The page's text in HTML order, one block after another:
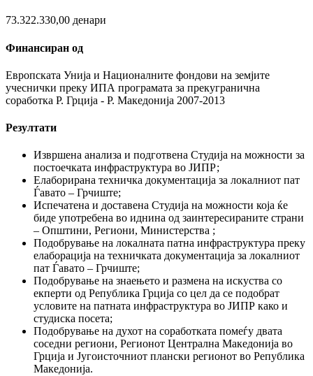
73.322.330,00 денари
Финансиран од
Европската Унија и Националните фондови на земјите
учеснички преку ИПА програмата за прекугранична
соработка Р. Грција - Р. Македонија 2007-2013
Резултати
Извршена анализа и подготвена Студија на можности за
постоечката инфраструктура во ЈИПР;
Елаборирана техничка документација за локалниот пат
Ѓавато – Грчиште;
Испечатена и доставена Студија на можности која ќе
биде употребена во иднина од заинтересираните страни
– Општини, Региони, Министерства ;
Подобрување на локалната патна инфраструктура преку
елаборација на техничката документација за локалниот
пат Ѓавато – Грчиште;
Подобрување на знаењето и размена на искуства со
екперти од Република Грција со цел да се подобрат
условите на патната инфраструктура во ЈИПР како и
студиска посета;
Подобрување на духот на соработката помеѓу двата
соседни региони, Регионот Централна Mакедонија во
Грција и Југоисточниот плански регионот во Република
Македонија.